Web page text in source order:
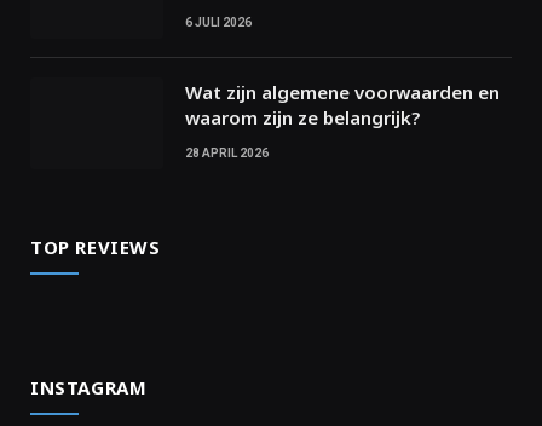
6 JULI 2026
Wat zijn algemene voorwaarden en
waarom zijn ze belangrijk?
28 APRIL 2026
TOP REVIEWS
INSTAGRAM